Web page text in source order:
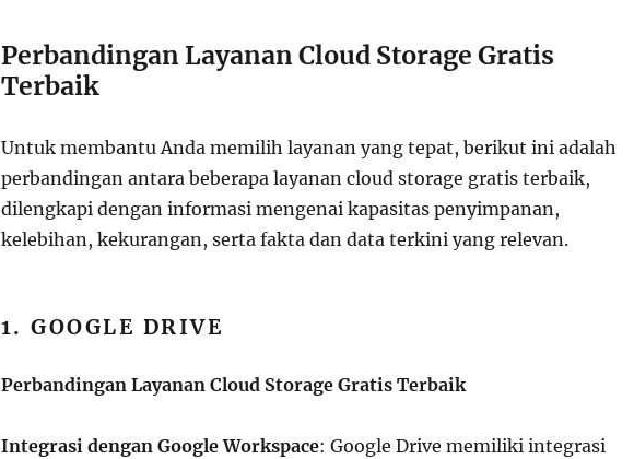
Perbandingan Layanan Cloud Storage Gratis
Terbaik
Untuk membantu Anda memilih layanan yang tepat, berikut ini adalah
perbandingan antara beberapa layanan cloud storage gratis terbaik,
dilengkapi dengan informasi mengenai kapasitas penyimpanan,
kelebihan, kekurangan, serta fakta dan data terkini yang relevan.
1. GOOGLE DRIVE
Perbandingan Layanan Cloud Storage Gratis Terbaik
Integrasi dengan Google Workspace: Google Drive memiliki integrasi